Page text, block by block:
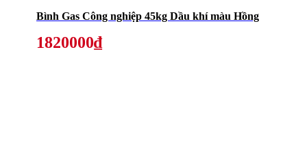
Bình Gas Công nghiệp 45kg Dầu khí màu Hồng
1820000₫